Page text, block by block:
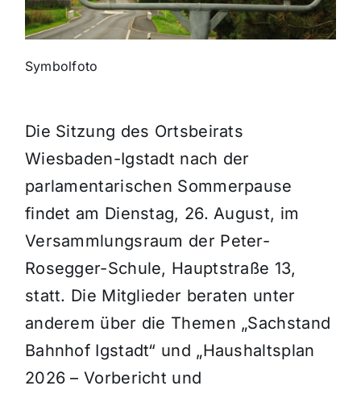
Themen und Termine
Symbolfoto
Die Sitzung des Ortsbeirats
Wiesbaden-Igstadt nach der
parlamentarischen Sommerpause
findet am Dienstag, 26. August, im
Versammlungsraum der Peter-
Rosegger-Schule, Hauptstraße 13,
statt. Die Mitglieder beraten unter
anderem über die Themen „Sachstand
Bahnhof Igstadt“ und „Haushaltsplan
2026 – Vorbericht und